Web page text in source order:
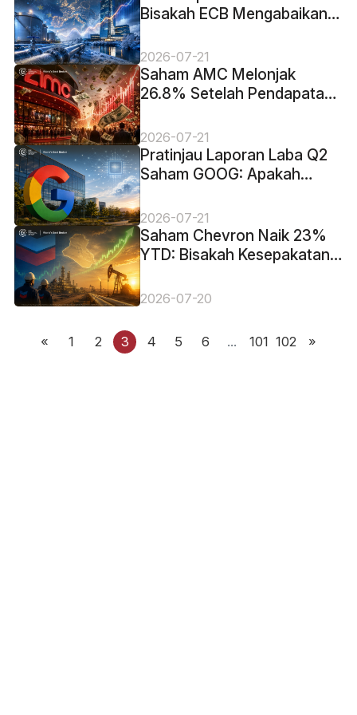
Bisakah ECB Mengabaikan
Guncangan Penyimpanan
Musim Dingin?
2026-07-21
Saham AMC Melonjak
26.8% Setelah Pendapatan
Rekor. Lonjakan EBITDA
70% Menjelaskan
Alasannya
2026-07-21
Pratinjau Laporan Laba Q2
Saham GOOG: Apakah
Pengembangan AI Alphabet
Sudah Memberi Nilai
Tambah?
2026-07-21
Saham Chevron Naik 23%
YTD: Bisakah Kesepakatan
Irak Memperpanjang
Kenaikan?
2026-07-20
« 1 2 3 4 5 6 ... 101 102 »